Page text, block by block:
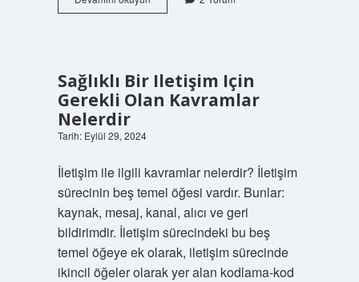
Zayıflatır
Sağlıklı Bir Iletişim Için
Gerekli Olan Kavramlar
Nelerdir
Tarih: Eylül 29, 2024
İletişim ile ilgili kavramlar nelerdir? İletişim
sürecinin beş temel öğesi vardır. Bunlar:
kaynak, mesaj, kanal, alıcı ve geri
bildirimdir. İletişim sürecindeki bu beş
temel öğeye ek olarak, iletişim sürecinde
ikincil öğeler olarak yer alan kodlama-kod